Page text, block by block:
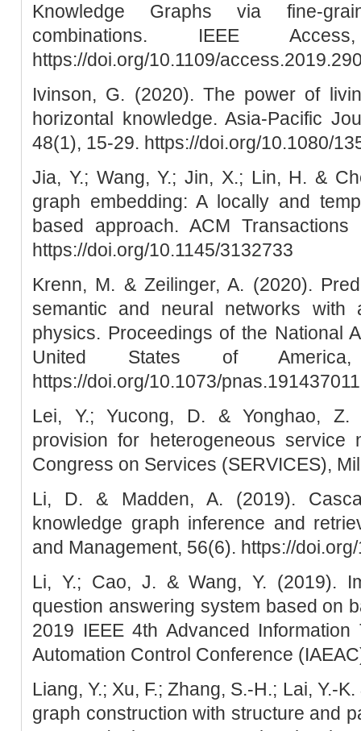
Knowledge Graphs via fine-
combinations. IEEE
https://doi.org/10.1109/
Ivinson, G. (2020). The power of
horizontal knowledge. Asia-Pacific
48(1), 15-29. https://doi.org/10.1080/
Jia, Y.; Wang, Y.; Jin, X.; Lin, H. &
graph embedding: A locally and
based approach. ACM
https://doi.org/10.1145/3132733
Krenn, M. & Zeilinger, A. (2020).
semantic and neural networks with
physics. Proceedings of the National
United States of America,
https://doi.org/10.1073/
Lei, Y.; Yucong, D. & Yonghao, Z.
provision for heterogeneous service
Congress on Services (SERVICES),
Li, D. & Madden, A. (2019).
knowledge graph inference and
and Management, 56(6). https://
Li, Y.; Cao, J. & Wang, Y. (2019).
question answering system based on
2019 IEEE 4th Advanced Information
Automation Control Conference
Liang, Y.; Xu, F.; Zhang, S.-H.; Lai, Y.-
graph construction with structure and